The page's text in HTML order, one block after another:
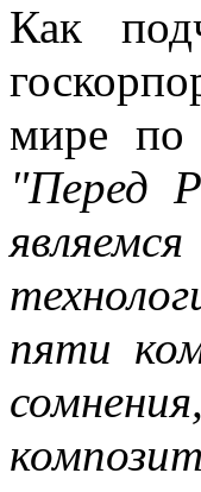
Как
мире по
"Перед
пяти